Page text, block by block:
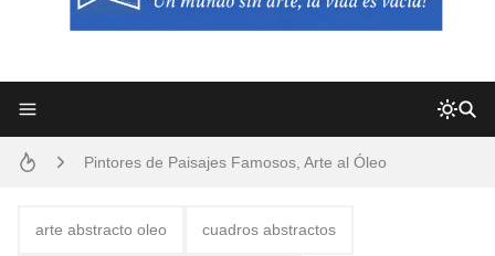
arte abstracto oleo cuadros abstractos